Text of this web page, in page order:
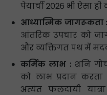
पेयार्ची 2026 भी ऐसा ही
आध्यात्मिक जागरूकता :
आंतरिक उपचार को
और व्यक्तिगत पथ में
कर्मिक लाभ : शनि
को लाभ प्रदान
अत्यंत फलदायी